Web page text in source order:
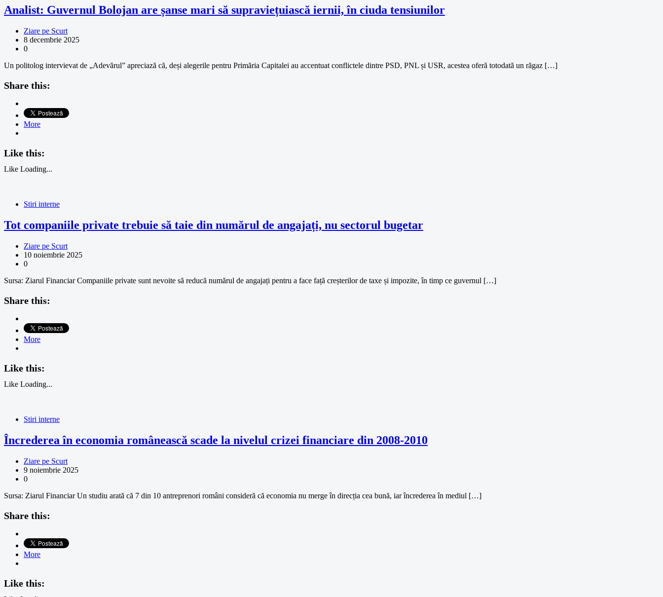
Analist: Guvernul Bolojan are șanse mari să supraviețuiască iernii, în ciuda tensiunilor
Ziare pe Scurt
8 decembrie 2025
0
Un politolog intervievat de „Adevărul” apreciază că, deși alegerile pentru Primăria Capitalei au accentuat conflictele dintre PSD, PNL și USR, acestea oferă totodată un răgaz […]
Share this:
More
Like this:
Like Loading...
Stiri interne
Tot companiile private trebuie să taie din numărul de angajați, nu sectorul bugetar
Ziare pe Scurt
10 noiembrie 2025
0
Sursa: Ziarul Financiar Companiile private sunt nevoite să reducă numărul de angajați pentru a face față creșterilor de taxe și impozite, în timp ce guvernul […]
Share this:
More
Like this:
Like Loading...
Stiri interne
Încrederea în economia românească scade la nivelul crizei financiare din 2008-2010
Ziare pe Scurt
9 noiembrie 2025
0
Sursa: Ziarul Financiar Un studiu arată că 7 din 10 antreprenori români consideră că economia nu merge în direcția cea bună, iar încrederea în mediul […]
Share this:
More
Like this: